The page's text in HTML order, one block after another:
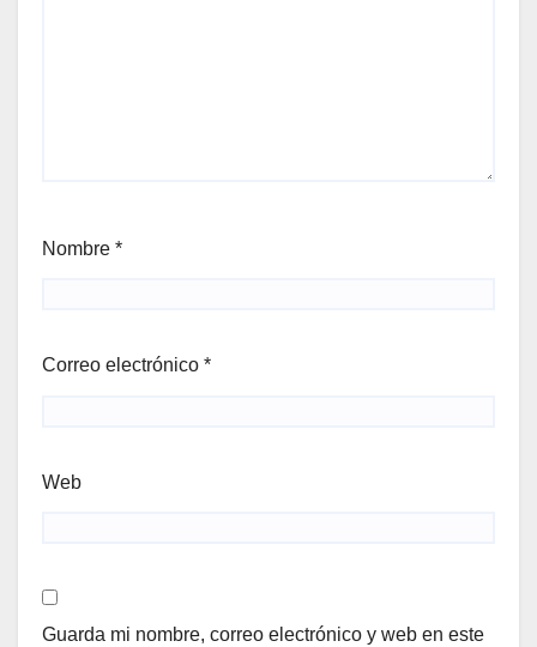
Nombre *
Correo electrónico *
Web
Guarda mi nombre, correo electrónico y web en este